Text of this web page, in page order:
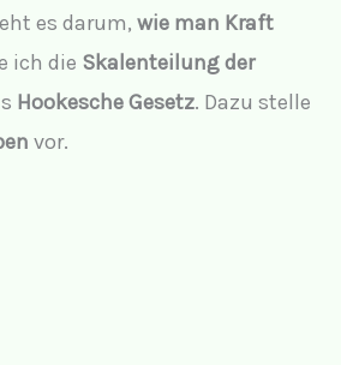
es darum, wie man Kraft
ich die Skalenteilung der
Hookesche Gesetz. Dazu stelle
vor.